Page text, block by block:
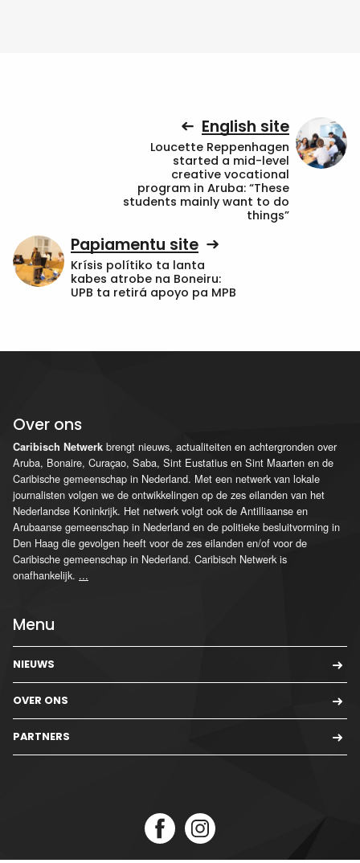
English site
Loucette Reppenhagen
started a mid-level
creative vocational
program in Aruba: “These
students mainly want to do
things”
Papiamentu site
Krísis polítiko ta lanta
kabes atrobe na Boneiru:
UPB ta retirá apoyo pa MPB
Over ons
Caribisch Netwerk brengt nieuws, actualiteiten en achtergronden over
Aruba, Bonaire, Curaçao, Saba, Sint Eustatius en Sint Maarten en de
Caribische gemeenschap in Nederland. Met een netwerk van lokale
journalisten volgen we de ontwikkelingen op de zes eilanden van het
Nederlandse Koninkrijk. Het netwerk volgt ook de Antilliaanse en
Arubaanse gemeenschap in Nederland en de politieke besluitvorming in
Den Haag die gevolgen heeft voor de zes eilanden en/of voor de
Caribische gemeenschap in Nederland. Caribisch Netwerk is
onafhankelijk. ...
Menu
NIEUWS
OVER ONS
PARTNERS